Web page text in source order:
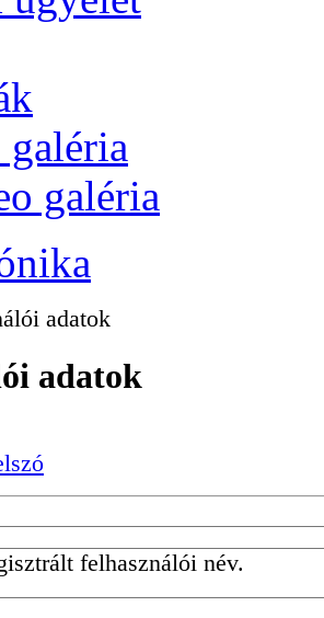
galéria
galéria
adatok
adatok
felhasználói név.